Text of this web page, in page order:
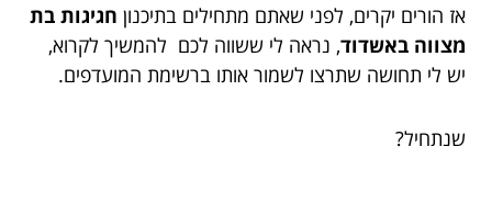
אז הורים יקרים, לפני שאתם מתחילים בתיכנון חגיגות בת
מצווה באשדוד, נראה לי ששווה לכם להמשיך לקרוא,
יש לי תחושה שתרצו לשמור אותו ברשימת המועדפים.
שנתחיל?